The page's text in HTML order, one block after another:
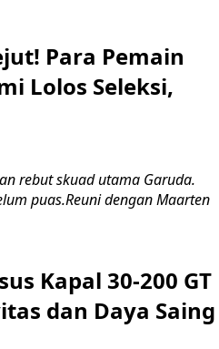
Para Pemain
Lolos Seleksi,
rebut skuad utama Garuda.
puas.Reuni dengan Maarten
Kapal 30-200 GT
dan Daya Saing